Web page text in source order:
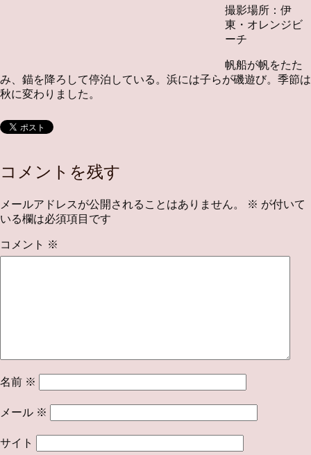
撮影場所：伊
東・オレンジビ
ーチ
帆船が帆をたた
み、錨を降ろして停泊している。浜には子らが磯遊び。季節は
秋に変わりました。
コメントを残す
メールアドレスが公開されることはありません。 ※ が付いて
いる欄は必須項目です
コメント ※
名前 ※
メール ※
サイト